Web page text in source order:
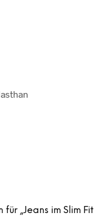
„Jeans im Slim Fit